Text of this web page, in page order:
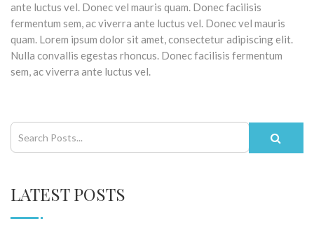
ante luctus vel. Donec vel mauris quam. Donec facilisis
fermentum sem, ac viverra ante luctus vel. Donec vel mauris
quam. Lorem ipsum dolor sit amet, consectetur adipiscing elit.
Nulla convallis egestas rhoncus. Donec facilisis fermentum
sem, ac viverra ante luctus vel.
LATEST POSTS